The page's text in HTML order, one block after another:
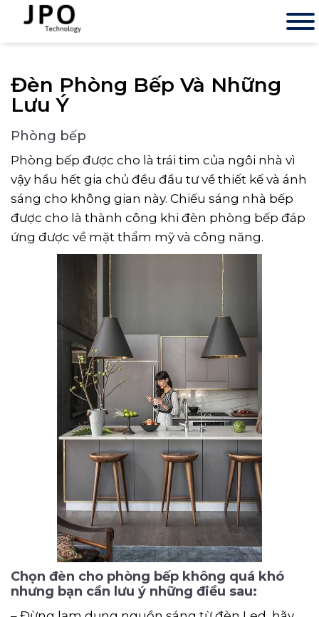
Đèn Phòng Bếp Và Những
Lưu Ý
Phòng bếp
Phòng bếp được cho là trái tim của ngôi nhà vì
vậy hầu hết gia chủ đều đầu tư về thiết kế và ánh
sáng cho không gian này. Chiếu sáng nhà bếp
được cho là thành công khi đèn phòng bếp đáp
ứng được về mặt thẩm mỹ và công năng.
Chọn đèn cho phòng bếp không quá khó
nhưng bạn cần lưu ý những điều sau: